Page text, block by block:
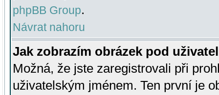
phpBB Group.
Návrat nahoru
Jak zobrazím obrázek pod
Možná, že jste zaregistrovali při
uživatelským jménem. Ten první je